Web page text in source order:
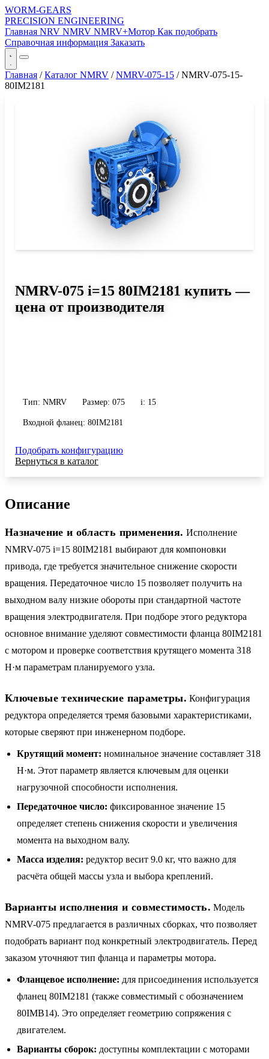
WORM-GEARS
PRECISION ENGINEERING
Главная NRV NMRV NMRV+Мотор Как подобрать
Справочная информация Заказать
Главная / Каталог NMRV / NMRV-075-15 / NMRV-075-15-
80IM2181
NMRV-075 i=15 80IM2181 купить —
цена от производителя
Тип: NMRV Размер: 075 i: 15
Входной фланец: 80IM2181
Подобрать конфигурацию
Вернуться в каталог
Описание
Назначение и область применения. Исполнение
NMRV-075 i=15 80IM2181 выбирают для компоновки
привода, где требуется значительное снижение скорости
вращения. Передаточное число 15 позволяет получить на
выходном валу низкие обороты при стандартной частоте
вращения электродвигателя. При подборе этого редуктора
основное внимание уделяют совместимости фланца 80IM2181
с мотором и проверке соответствия крутящего момента 318
Н·м параметрам планируемого узла.
Ключевые технические параметры. Конфигурация
редуктора определяется тремя базовыми характеристиками,
которые сверяют при инженерном подборе.
Крутящий момент: номинальное значение составляет 318
Н·м. Этот параметр является ключевым для оценки
нагрузочной способности исполнения.
Передаточное число: фиксированное значение 15
определяет степень снижения скорости и увеличения
момента на выходном валу.
Масса изделия: редуктор весит 9.0 кг, что важно для
расчёта общей массы узла и выбора креплений.
Варианты исполнения и совместимость. Модель
NMRV-075 предлагается в различных сборках, что позволяет
подобрать вариант под конкретный электродвигатель. Перед
заказом уточняют тип фланца и параметры мотора.
Фланцевое исполнение: для присоединения используется
фланец 80IM2181 (также совместимый с обозначением
80IMB14). Это определяет геометрию сопряжения с
двигателем.
Варианты сборок: доступны комплектации с моторами